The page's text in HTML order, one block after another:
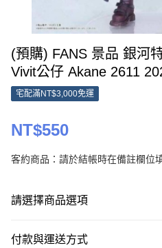
(預購) FANS 景品 銀河
Vivit公仔 Akane 2611
宅配滿NT$3,000免運
NT$550
客約商品：請於結帳時在備註欄位
請選擇商品選項
付款與運送方式